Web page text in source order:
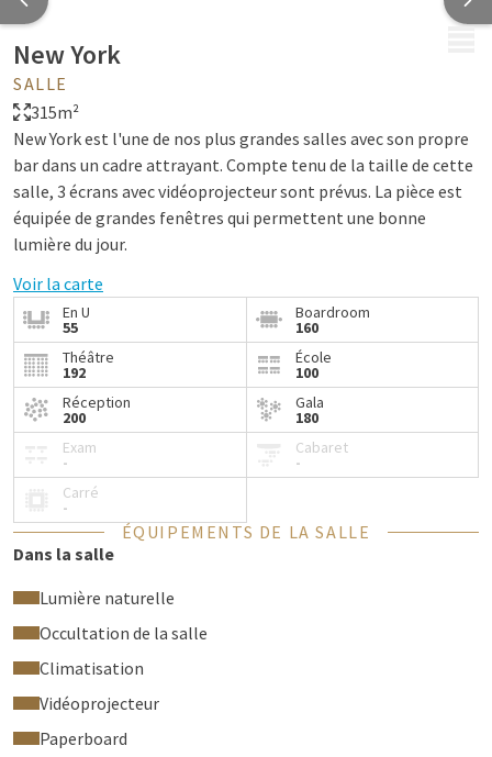
New York
SALLE
315m²
New York est l'une de nos plus grandes salles avec son propre
bar dans un cadre attrayant. Compte tenu de la taille de cette
salle, 3 écrans avec vidéoprojecteur sont prévus. La pièce est
équipée de grandes fenêtres qui permettent une bonne
lumière du jour.
Voir la carte
Outre les réunions, cette salle est également adaptée aux
mariages et autres occasions. Avec l'ajout du ciel étoilé, cette
chambre est appréciée par de nombreux clients. La salle New
York est également équipée d'autres projecteurs d'ambiance
qui peuvent être réglés en fonction de la couleur, ce qui est
toujours agréable lorsqu'on travaille sur un thème.
Nos chambres disposent des équipements suivants en
standard :
Beaucoup de lumière du jour
Éclairage d'ambiance
Climatisation
Stores solaires électriques
Tableau à feuilles mobiles
Beamer & écran
Connexion HDMI, VGA ou Clickshare (USB)
En U
55
Boardroom
160
Théâtre
192
École
100
Réception
200
Gala
180
Exam
-
Cabaret
-
Carré
-
ÉQUIPEMENTS DE LA SALLE
Dans la salle
Lumière naturelle
Occultation de la salle
Climatisation
Vidéoprojecteur
Paperboard